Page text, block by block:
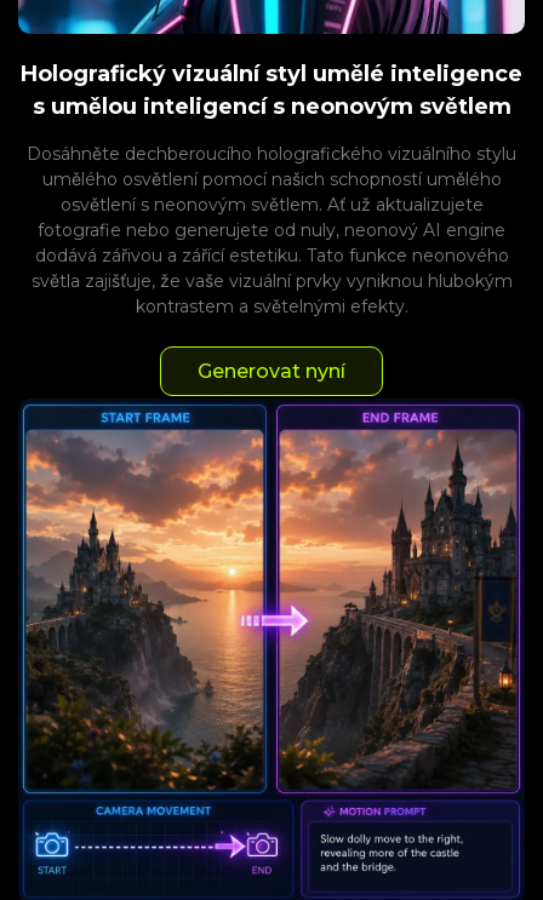
Holografický vizuální styl umělé inteligence
s umělou inteligencí s neonovým světlem
Dosáhněte dechberoucího holografického vizuálního stylu
umělého osvětlení pomocí našich schopností umělého
osvětlení s neonovým světlem. Ať už aktualizujete
fotografie nebo generujete od nuly, neonový AI engine
dodává zářivou a zářící estetiku. Tato funkce neonového
světla zajišťuje, že vaše vizuální prvky vyniknou hlubokým
kontrastem a světelnými efekty.
Generovat nyní